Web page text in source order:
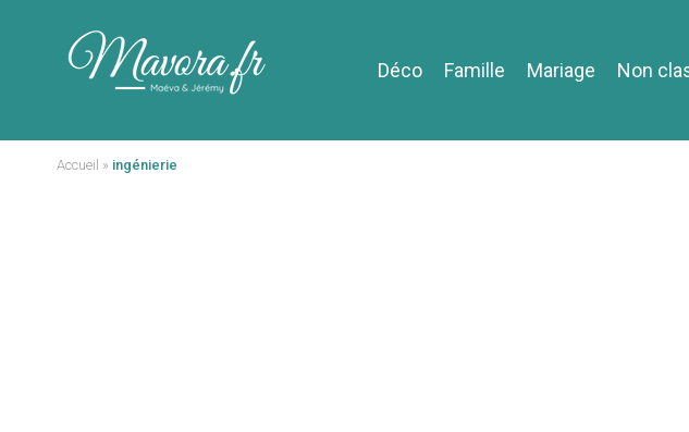
Déco Famille Mariage Non
Accueil » ingénierie